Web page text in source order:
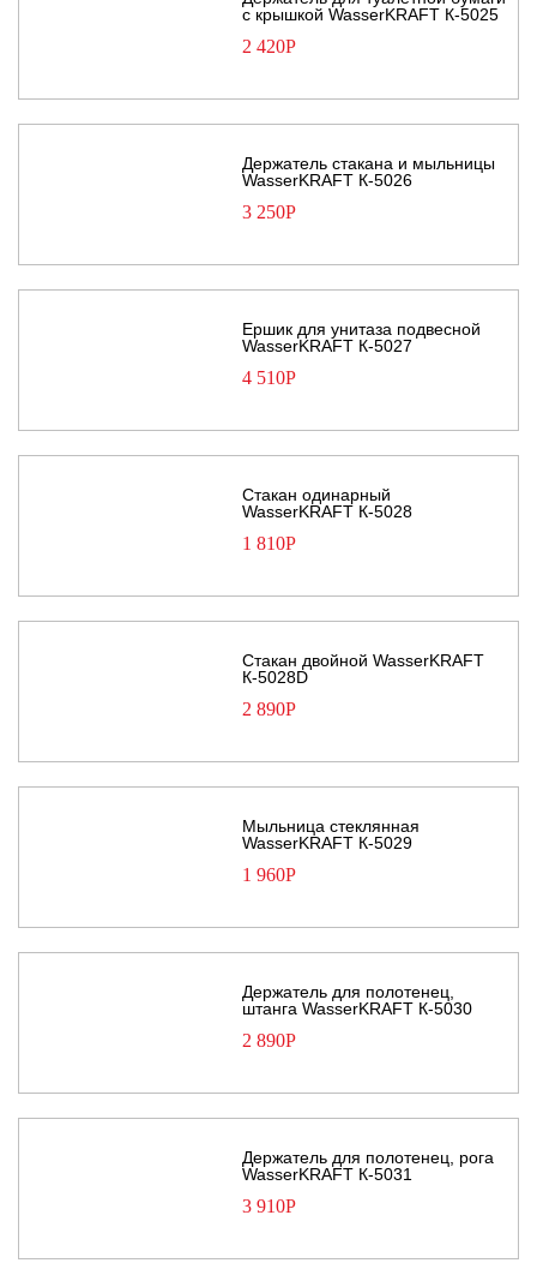
с крышкой WasserKRAFT К-5025
2 420Р
Держатель стакана и мыльницы
WasserKRAFT К-5026
3 250Р
Ершик для унитаза подвесной
WasserKRAFT К-5027
4 510Р
Стакан одинарный
WasserKRAFT К-5028
1 810Р
Стакан двойной WasserKRAFT
К-5028D
2 890Р
Мыльница стеклянная
WasserKRAFT К-5029
1 960Р
Держатель для полотенец,
штанга WasserKRAFT К-5030
2 890Р
Держатель для полотенец, рога
WasserKRAFT К-5031
3 910Р